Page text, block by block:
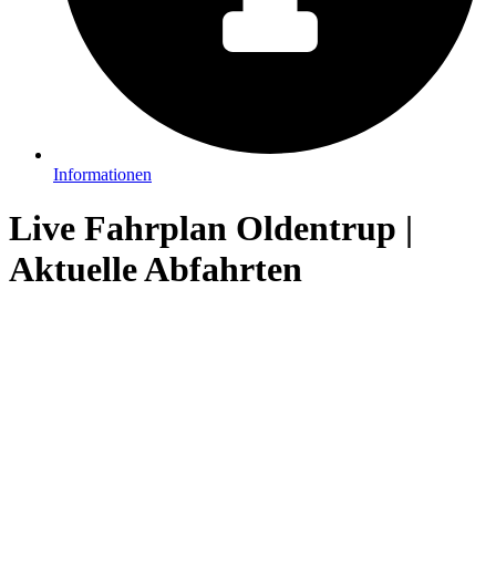
Informationen
Live Fahrplan Oldentrup |
Aktuelle Abfahrten